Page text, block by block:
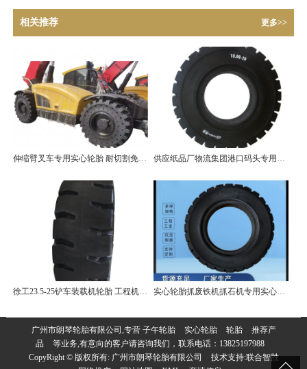
相关推荐 更多>>
徐工23.5-25铲车装载机轮胎 工程机械轮胎 耐磨耐扎 实心轮胎抓废铁机抓石机专用实心轮胎L-301 工厂批发
广州市朗琴轮胎有限公司,专营 子午轮胎 实心轮胎 轮胎
推荐产
品
等业务,有意向的客户请咨询我们，联系电话： 13825197988
CopyRight © 版权所有: 广州市朗琴轮胎有限公司 技术支持:联合智胜